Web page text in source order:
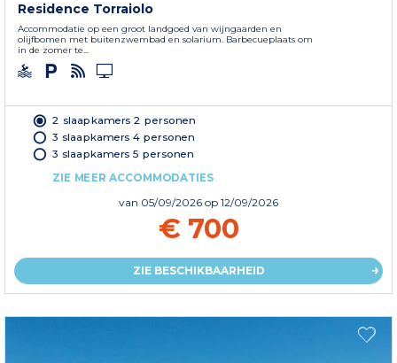
Residence Torraiolo
Accommodatie op een groot landgoed van wijngaarden en
olijfbomen met buitenzwembad en solarium. Barbecueplaats om
in de zomer te...
2 slaapkamers 2 personen
3 slaapkamers 4 personen
3 slaapkamers 5 personen
ZIE MEER ACCOMMODATIES
van 05/09/2026 op 12/09/2026
€ 700
ZIE BESCHIKBAARHEID